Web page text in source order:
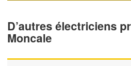
D’autres électriciens
Moncale